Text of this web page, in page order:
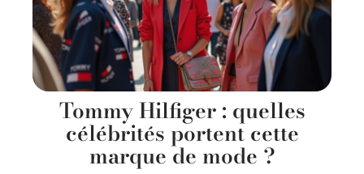
Tommy Hilfiger : quelles
célébrités portent cette
marque de mode ?